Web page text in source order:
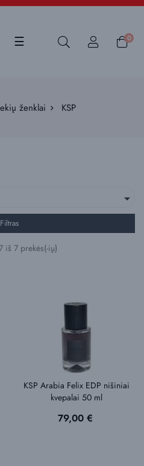
Toggle
☰ 0
ženklai KSP

Filtras
iš 7 prekės(-ių)
KSP Arabia Felix EDP nišiniai
kvepalai 50 ml
Kaina
79,00 €